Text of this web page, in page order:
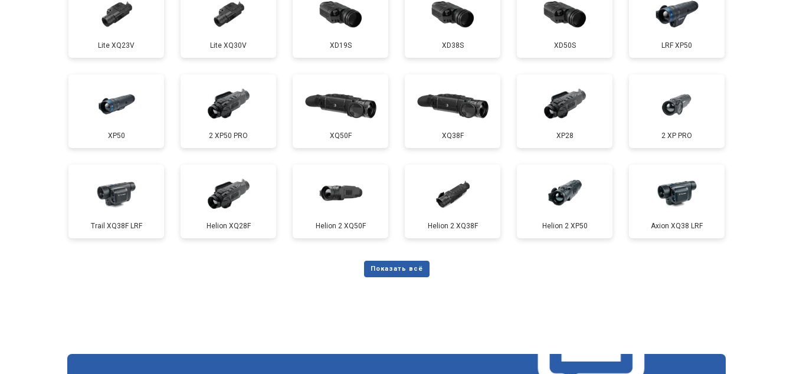
Lite XQ23V Lite XQ30V XD19S XD38S XD50S LRF XP50
XP50 2 XP50 PRO XQ50F XQ38F XP28 2 XP PRO
Trail XQ38F LRF Helion XQ28F Helion 2 XQ50F Helion 2 XQ38F Helion 2 XP50 Axion XQ38 LRF